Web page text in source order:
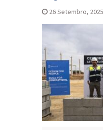
26 Setembro, 2025